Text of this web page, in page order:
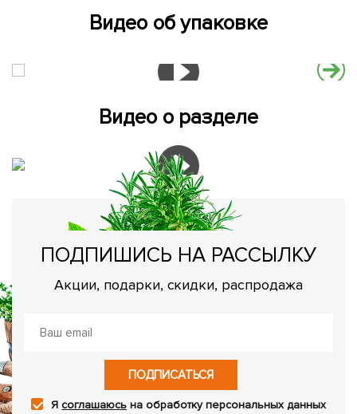
Видео об упаковке
Видео о разделе
ПОДПИШИСЬ НА РАССЫЛКУ
Акции, подарки, скидки, распродажа
ПОДПИСАТЬСЯ
Ясоглашаюсь на обработку персональных данных